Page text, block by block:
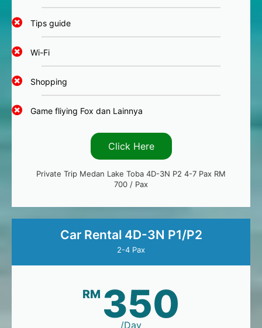
Tips guide
Wi-Fi
Shopping
Game fliying Fox dan Lainnya
Click Here
Private Trip Medan Lake Toba 4D-3N P2 4-7 Pax RM
700 / Pax
Car Rental 4D-3N P1/P2
2-4 Pax
RM 350
/Day